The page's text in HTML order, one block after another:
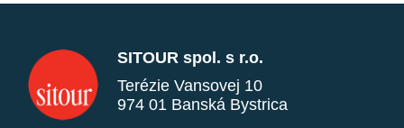
SITOUR spol. s r.o.
Terézie Vansovej 10
974 01 Banská Bystrica